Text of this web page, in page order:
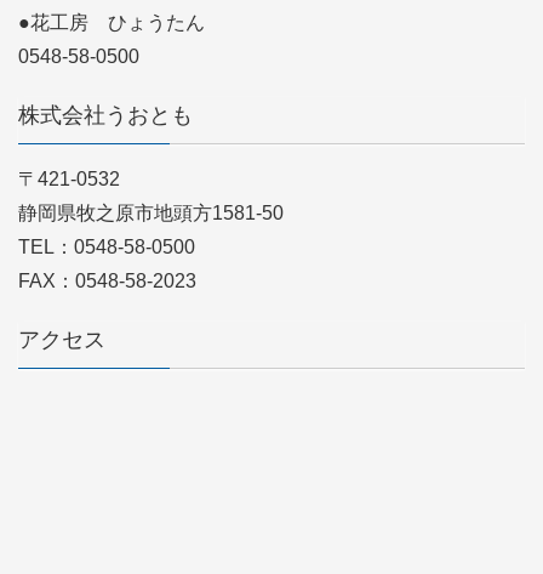
●花工房 ひょうたん
0548-58-0500
株式会社うおとも
〒421-0532
静岡県牧之原市地頭方1581-50
TEL：0548-58-0500
FAX：0548-58-2023
アクセス